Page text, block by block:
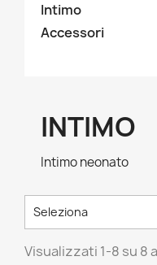
Intimo
Accessori
INTIMO
Intimo neonato
Seleziona
Visualizzati 1-8 su 8